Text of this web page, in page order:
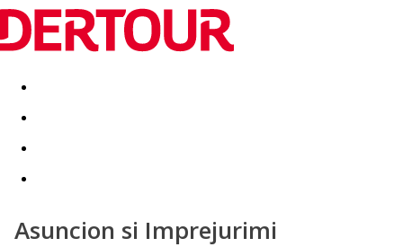
Destinatii Vacanta perfecta OFERTE DE NERATAT
Asuncion si Imprejurimi